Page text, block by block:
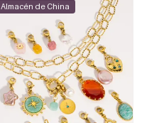
Almacén de China